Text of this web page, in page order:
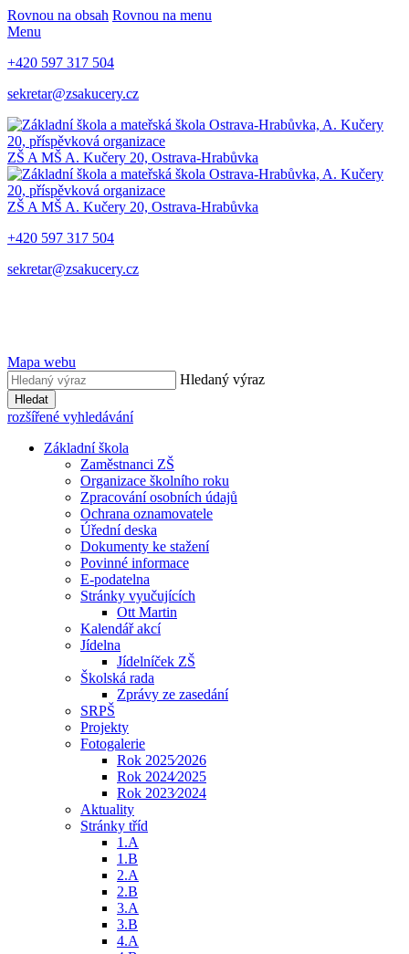
Rovnou na obsah Rovnou na menu
Menu
+420 597 317 504
sekretar@zsakucery.cz
ZŠ A MŠ A. Kučery 20, Ostrava-Hrabůvka
ZŠ A MŠ A. Kučery 20, Ostrava-Hrabůvka
+420 597 317 504
sekretar@zsakucery.cz
Mapa webu
Hledaný výraz
Hledat
rozšířené vyhledávání
Základní škola
Zaměstnanci ZŠ
Organizace školního roku
Zpracování osobních údajů
Ochrana oznamovatele
Úřední deska
Dokumenty ke stažení
Povinné informace
E-podatelna
Stránky vyučujících
Ott Martin
Kalendář akcí
Jídelna
Jídelníček ZŠ
Školská rada
Zprávy ze zasedání
SRPŠ
Projekty
Fotogalerie
Rok 2025⁄2026
Rok 2024⁄2025
Rok 2023⁄2024
Aktuality
Stránky tříd
1.A
1.B
2.A
2.B
3.A
3.B
4.A